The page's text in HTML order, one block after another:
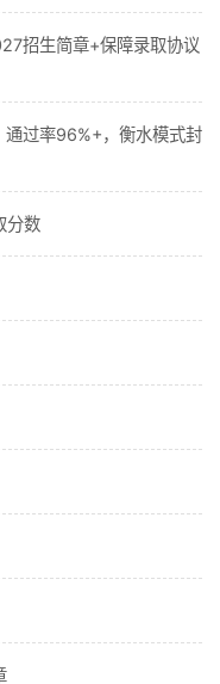
招生简章+保障录取协议
过率96%+，衡水模式封
分数